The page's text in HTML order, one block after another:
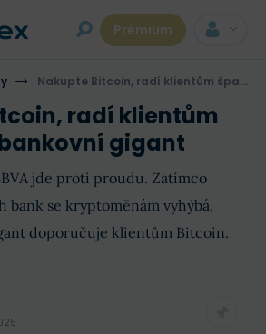
Premium
Nakupte Bitcoin, radí klientům španělský bankovní gigant
radí klientům
gigant
jde proti proudu. Zatímco
bank se kryptoměnám vyhýbá,
doporučuje klientům Bitcoin.